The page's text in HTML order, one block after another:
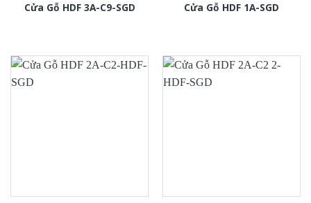
Cửa Gỗ HDF 3A-C9-SGD Cửa Gỗ HDF 1A-SGD